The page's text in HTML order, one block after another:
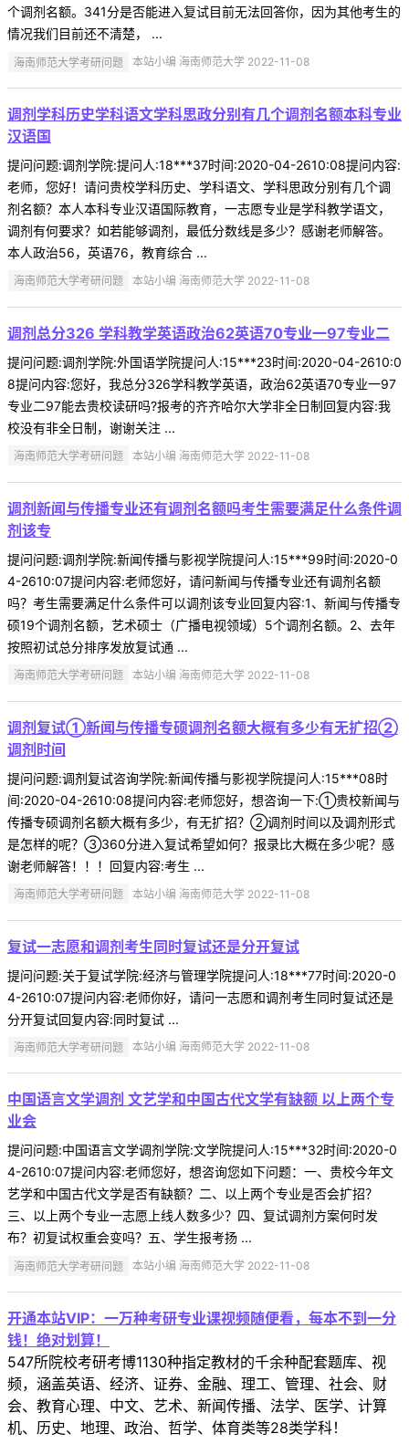
个调剂名额。341分是否能进入复试目前无法回答你，因为其他考生的
情况我们目前还不清楚， ...
海南师范大学考研问题 本站小编 海南师范大学 2022-11-08
调剂学科历史学科语文学科思政分别有几个调剂名额本科专业
汉语国
提问问题:调剂学院:提问人:18***37时间:2020-04-2610:08提问内容:
老师，您好！请问贵校学科历史、学科语文、学科思政分别有几个调
剂名额？本人本科专业汉语国际教育，一志愿专业是学科教学语文，
调剂有何要求？如若能够调剂，最低分数线是多少？感谢老师解答。
本人政治56，英语76，教育综合 ...
海南师范大学考研问题 本站小编 海南师范大学 2022-11-08
调剂总分326 学科教学英语政治62英语70专业一97专业二
提问问题:调剂学院:外国语学院提问人:15***23时间:2020-04-2610:0
8提问内容:您好，我总分326学科教学英语，政治62英语70专业一97
专业二97能去贵校读研吗?报考的齐齐哈尔大学非全日制回复内容:我
校没有非全日制，谢谢关注 ...
海南师范大学考研问题 本站小编 海南师范大学 2022-11-08
调剂新闻与传播专业还有调剂名额吗考生需要满足什么条件调
剂该专
提问问题:调剂学院:新闻传播与影视学院提问人:15***99时间:2020-0
4-2610:07提问内容:老师您好，请问新闻与传播专业还有调剂名额
吗？考生需要满足什么条件可以调剂该专业回复内容:1、新闻与传播专
硕19个调剂名额，艺术硕士（广播电视领域）5个调剂名额。2、去年
按照初试总分排序发放复试通 ...
海南师范大学考研问题 本站小编 海南师范大学 2022-11-08
调剂复试①新闻与传播专硕调剂名额大概有多少有无扩招②
调剂时间
提问问题:调剂复试咨询学院:新闻传播与影视学院提问人:15***08时
间:2020-04-2610:08提问内容:老师您好，想咨询一下:①贵校新闻与
传播专硕调剂名额大概有多少，有无扩招？②调剂时间以及调剂形式
是怎样的呢？③360分进入复试希望如何？报录比大概在多少呢？感
谢老师解答！！！回复内容:考生 ...
海南师范大学考研问题 本站小编 海南师范大学 2022-11-08
复试一志愿和调剂考生同时复试还是分开复试
提问问题:关于复试学院:经济与管理学院提问人:18***77时间:2020-0
4-2610:07提问内容:老师你好，请问一志愿和调剂考生同时复试还是
分开复试回复内容:同时复试 ...
海南师范大学考研问题 本站小编 海南师范大学 2022-11-08
中国语言文学调剂 文艺学和中国古代文学有缺额 以上两个专
业会
提问问题:中国语言文学调剂学院:文学院提问人:15***32时间:2020-0
4-2610:07提问内容:老师您好，想咨询您如下问题：一、贵校今年文
艺学和中国古代文学是否有缺额？二、以上两个专业是否会扩招？
三、以上两个专业一志愿上线人数多少？四、复试调剂方案何时发
布？初复试权重会变吗？五、学生报考扬 ...
海南师范大学考研问题 本站小编 海南师范大学 2022-11-08
开通本站VIP：一万种考研专业课视频随便看，每本不到一分
钱！绝对划算！
547所院校考研考博1130种指定教材的千余种配套题库、视
频，涵盖英语、经济、证券、金融、理工、管理、社会、财
会、教育心理、中文、艺术、新闻传播、法学、医学、计算
机、历史、地理、政治、哲学、体育类等28类学科！